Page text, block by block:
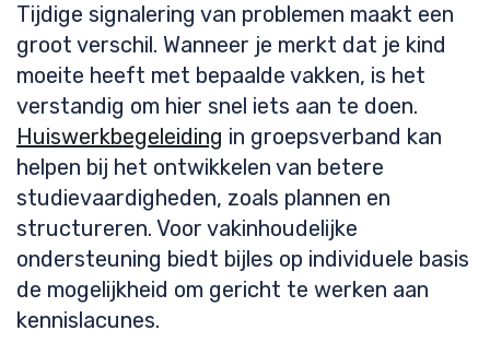
Tijdige signalering van problemen maakt een
groot verschil. Wanneer je merkt dat je kind
moeite heeft met bepaalde vakken, is het
verstandig om hier snel iets aan te doen.
Huiswerkbegeleiding in groepsverband kan
helpen bij het ontwikkelen van betere
studievaardigheden, zoals plannen en
structureren. Voor vakinhoudelijke
ondersteuning biedt bijles op individuele basis
de mogelijkheid om gericht te werken aan
kennislacunes.